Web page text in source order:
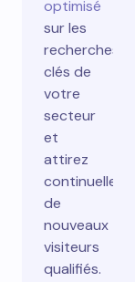
optimisé
sur les
recherches
clés de
votre
secteur
et
attirez
de
nouveaux
visiteurs
qualifiés.